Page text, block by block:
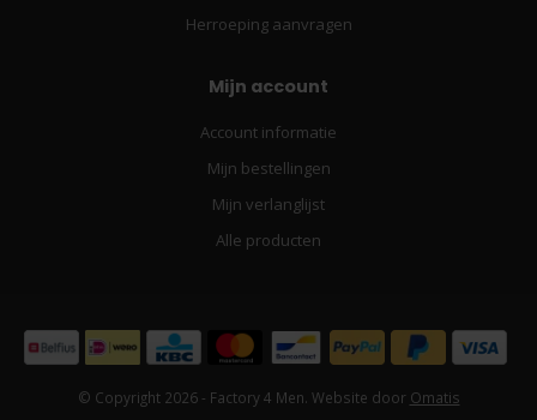
Herroeping aanvragen
Mijn account
Account informatie
Mijn bestellingen
Mijn verlanglijst
Alle producten
© Copyright 2026 - Factory 4 Men. Website door Omatis